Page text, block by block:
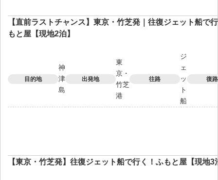
【直前ラストチャンス】東京・竹芝発｜往復ジェット船で
もと屋【現地2泊】
目的地
神
津
島
出発地
東
京・
竹芝
港
往路
ジ
ェ
ッ
ト
船
復路
【東京・竹芝発】往復ジェット船で行く！ふもと屋【現地3